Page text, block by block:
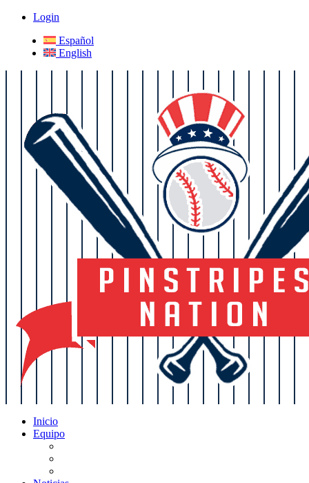
Login
Español
English
Inicio
Equipo